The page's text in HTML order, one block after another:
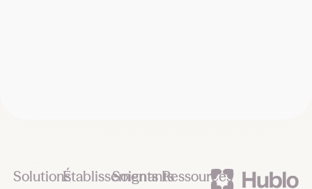
SolutionsÉtablissements
SoignantsRessources